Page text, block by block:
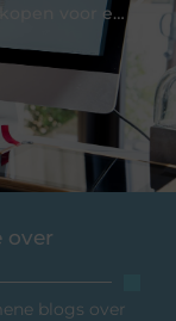
over
blogs over
Dashcam kopen voor extra veiligheid